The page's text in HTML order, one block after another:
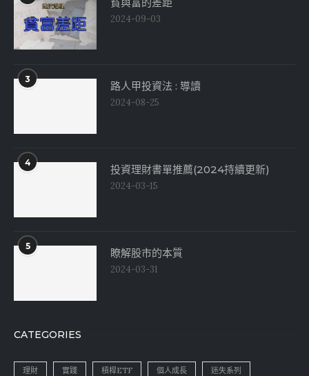
2024-09-03
3 路人甲投資法 : 導讀
2024-08-25
4 投資理財書單推薦(2024持續更新)
2024-03-15
5 瞭解股市的本質
2024-03-31
CATEGORIES
理財 實踐 槓桿ETF 個人成長 迷失系列